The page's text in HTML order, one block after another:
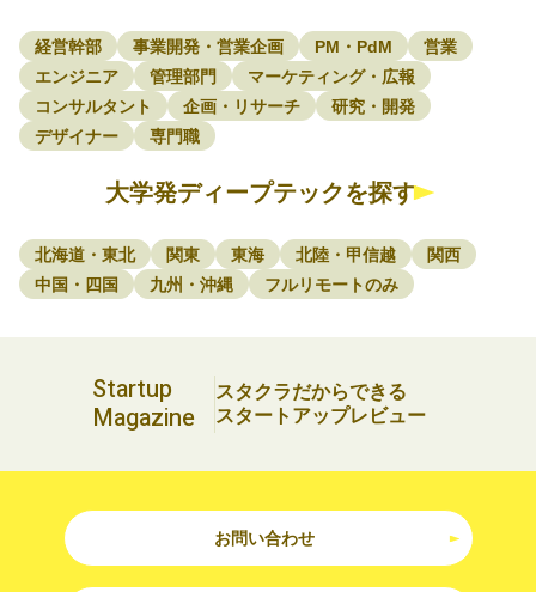
経営幹部 事業開発・営業企画 PM・PdM
営業
エンジニア
管理部門
マーケティング・広報
コンサルタント
企画・リサーチ
研究・開発
デザイナー
専門職
大学発ディープテックを探す
北海道・東北 関東 東海 北陸・甲信越
関西
中国・四国
九州・沖縄 フルリモートのみ
Startup
Magazine
スタクラだからできる
スタートアップレビュー
お問い合わせ